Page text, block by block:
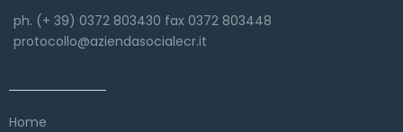
ph. (+ 39) 0372 803430 fax 0372 803448
protocollo@aziendasocialecr.it
Home